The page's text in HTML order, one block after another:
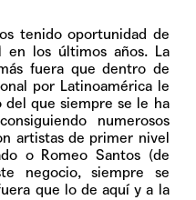
tenido oportunidad de
los últimos años. La
fuera que dentro de
por Latinoamérica le
del que siempre se le ha
numerosos
artistas de primer nivel
o Romeo Santos (de
negocio, siempre se
que lo de aquí y a la